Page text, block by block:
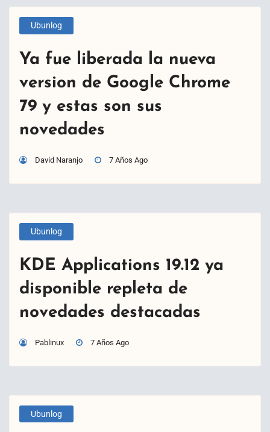
Ubunlog
Ya fue liberada la nueva
version de Google Chrome
79 y estas son sus
novedades
David Naranjo 7 Años Ago
Ubunlog
KDE Applications 19.12 ya
disponible repleta de
novedades destacadas
Pablinux 7 Años Ago
Ubunlog